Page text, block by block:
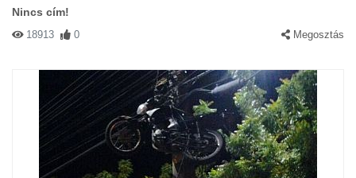
Nincs cím!
18913 0 Megosztás